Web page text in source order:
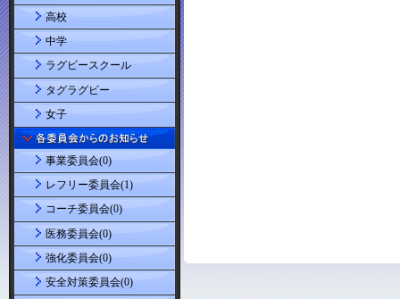
高校
中学
ラグビースクール
タグラグビー
女子
事業委員会(0)
レフリー委員会(1)
コーチ委員会(0)
医務委員会(0)
強化委員会(0)
安全対策委員会(0)